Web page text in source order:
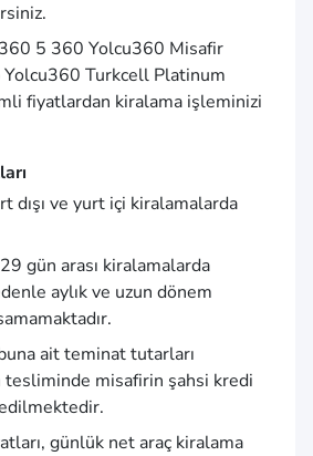
5 360 Yolcu360 Misafir
Yolcu360 Turkcell Platinum
fiyatlardan kiralama işleminizi
dışı ve yurt içi kiralamalarda
gün arası kiralamalarda
aylık ve uzun dönem
ait teminat tutarları
tesliminde misafirin şahsi kredi
günlük net araç kiralama